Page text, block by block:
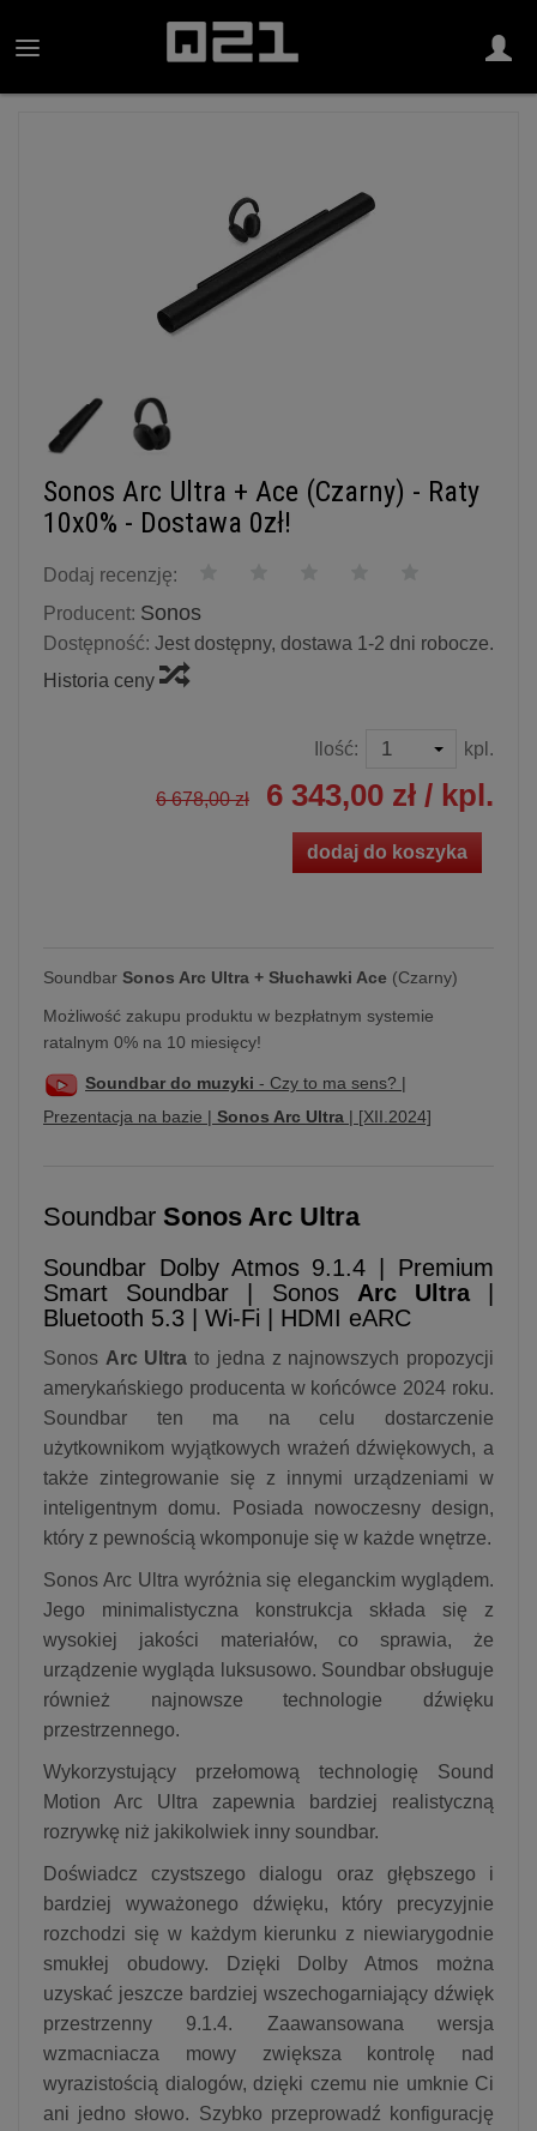
Sonos Arc Ultra + Ace (Czarny) - Raty
10x0% - Dostawa 0zł!
Dodaj recenzję:
Producent: Sonos
Dostępność: Jest dostępny, dostawa 1-2 dni robocze.
Historia ceny
Ilość: kpl.
6 678,00 zł 6 343,00 zł / kpl.
dodaj do koszyka
Soundbar Sonos Arc Ultra + Słuchawki Ace (Czarny)
Możliwość zakupu produktu w bezpłatnym systemie
ratalnym 0% na 10 miesięcy!
Soundbar do muzyki - Czy to ma sens? |
Prezentacja na bazie | Sonos Arc Ultra | [XII.2024]
Soundbar Sonos Arc Ultra
Soundbar Dolby Atmos 9.1.4 | Premium
Smart Soundbar | Sonos Arc Ultra|
Bluetooth 5.3 | Wi-Fi | HDMI eARC
Sonos Arc Ultra to jedna z najnowszych propozycji
amerykańskiego producenta w końcówce 2024 roku.
Soundbar ten ma na celu dostarczenie
użytkownikom wyjątkowych wrażeń dźwiękowych, a
także zintegrowanie się z innymi urządzeniami w
inteligentnym domu. Posiada nowoczesny design,
który z pewnością wkomponuje się w każde wnętrze.
Sonos Arc Ultra wyróżnia się eleganckim wyglądem.
Jego minimalistyczna konstrukcja składa się z
wysokiej jakości materiałów, co sprawia, że
urządzenie wygląda luksusowo. Soundbar obsługuje
również najnowsze technologie dźwięku
przestrzennego.
Wykorzystujący przełomową technologię Sound
Motion Arc Ultra zapewnia bardziej realistyczną
rozrywkę niż jakikolwiek inny soundbar.
Doświadcz czystszego dialogu oraz głębszego i
bardziej wyważonego dźwięku, który precyzyjnie
rozchodzi się w każdym kierunku z niewiarygodnie
smukłej obudowy. Dzięki Dolby Atmos można
uzyskać jeszcze bardziej wszechogarniający dźwięk
przestrzenny 9.1.4. Zaawansowana wersja
wzmacniacza mowy zwiększa kontrolę nad
wyrazistością dialogów, dzięki czemu nie umknie Ci
ani jedno słowo. Szybko przeprowadź konfigurację